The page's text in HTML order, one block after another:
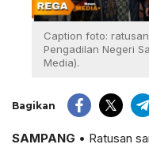
Caption foto:
Pengadilan Negeri
Media).
Bagikan
SAMPANG • Ratusan